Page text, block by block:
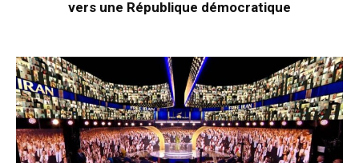
vers une République démocratique